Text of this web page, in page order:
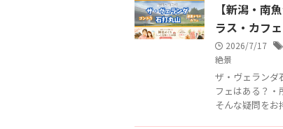
【新潟・南
ラス・カフ
2026/7/17
絶景
ザ・ヴェランダ
フェはある？・
そんな疑問をお